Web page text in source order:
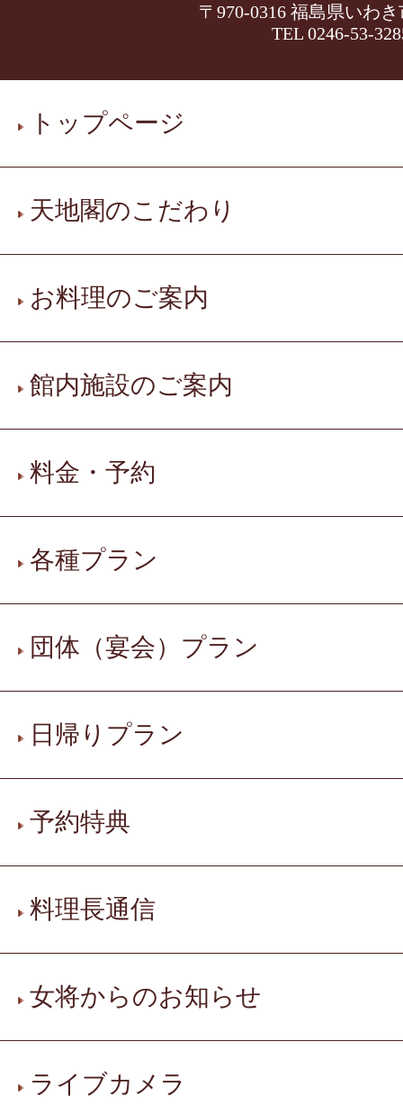
〒970-0316 福島県いわ
TEL 0246-53-
トップページ
天地閣のこだわり
お料理のご案内
館内施設のご案内
料金・予約
各種プラン
団体（宴会）プラン
日帰りプラン
予約特典
料理長通信
女将からのお知らせ
ライブカメラ